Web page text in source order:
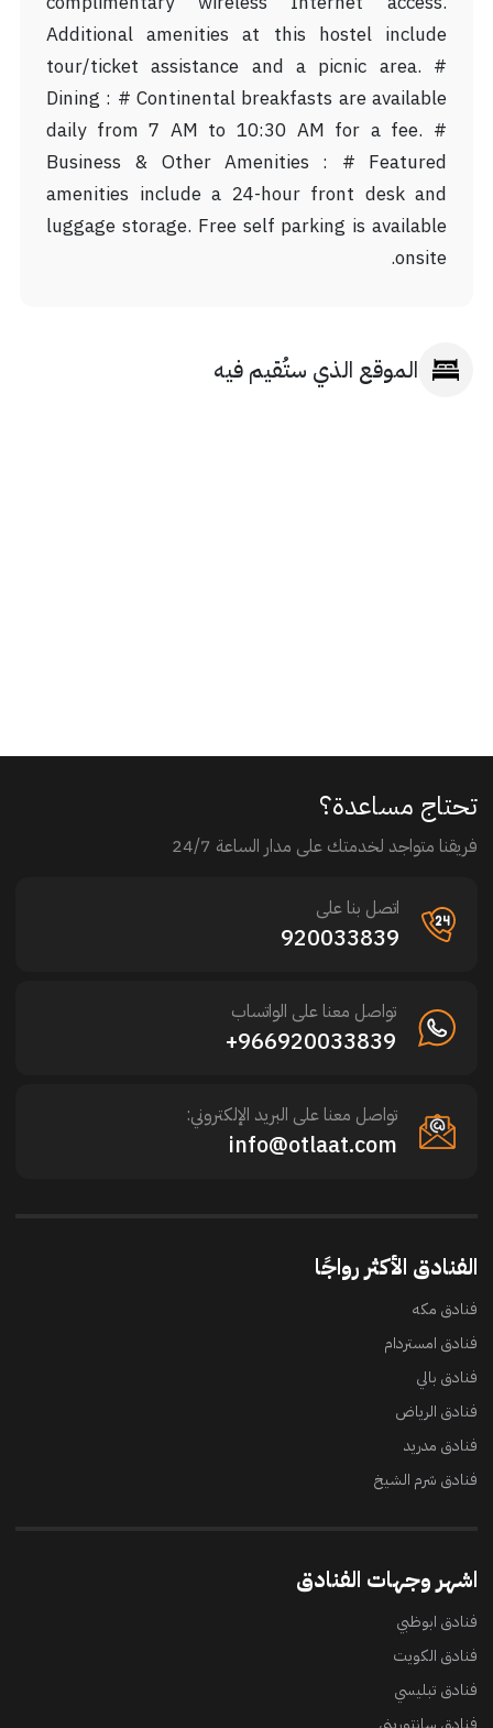
Additional amenities at this hostel include
tour/ticket assistance and a picnic area. #
Dining : # Continental breakfasts are available
daily from 7 AM to 10:30 AM for a fee. #
Business & Other Amenities : # Featured
amenities include a 24-hour front desk and
luggage storage. Free self parking is available
onsite.
الموقع الذي ستُقيم فيه
تحتاج مساعدة؟
فريقنا متواجد لخدمتك على مدار الساعة 24/7
اتصل بنا على
920033839
تواصل معنا على الواتساب
966920033839+
تواصل معنا على البريد الإلكتروني:
info@otlaat.com
الفنادق الأكثر رواجًا
فنادق مكه
فنادق امستردام
فنادق بالي
فنادق الرياض
فنادق مدريد
فنادق شرم الشيخ
اشهر وجهات الفنادق
فنادق ابوظبي
فنادق الكويت
فنادق تبليسي